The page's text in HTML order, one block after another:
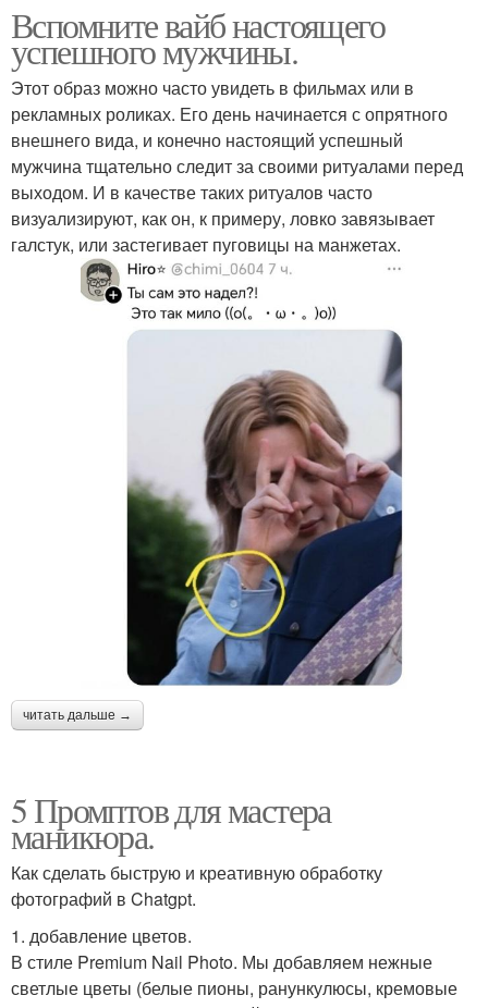
Вспомните вайб настоящего
успешного мужчины.
Этот образ можно часто увидеть в фильмах или в
рекламных роликах. Его день начинается с опрятного
внешнего вида, и конечно настоящий успешный
мужчина тщательно следит за своими ритуалами перед
выходом. И в качестве таких ритуалов часто
визуализируют, как он, к примеру, ловко завязывает
галстук, или застегивает пуговицы на манжетах.
читать дальше →
5 Промптов для мастера
маникюра.
Как сделать быструю и креативную обработку
фотографий в Chatgpt.
1. добавление цветов.
В стиле Premium Nail Photo. Мы добавляем нежные
светлые цветы (белые пионы, ранункулюсы, кремовые